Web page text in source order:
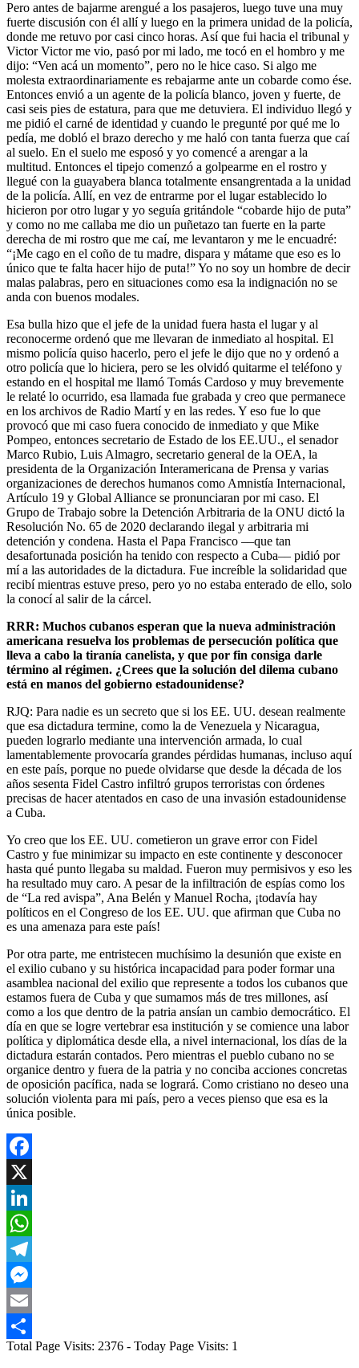
Pero antes de bajarme arengué a los pasajeros, luego tuve una muy
fuerte discusión con él allí y luego en la primera unidad de la policía,
donde me retuvo por casi cinco horas. Así que fui hacia el tribunal y
Victor Victor me vio, pasó por mi lado, me tocó en el hombro y me
dijo: “Ven acá un momento”, pero no le hice caso. Si algo me
molesta extraordinariamente es rebajarme ante un cobarde como ése.
Entonces envió a un agente de la policía blanco, joven y fuerte, de
casi seis pies de estatura, para que me detuviera. El individuo llegó y
me pidió el carné de identidad y cuando le pregunté por qué me lo
pedía, me dobló el brazo derecho y me haló con tanta fuerza que caí
al suelo. En el suelo me esposó y yo comencé a arengar a la
multitud. Entonces el tipejo comenzó a golpearme en el rostro y
llegué con la guayabera blanca totalmente ensangrentada a la unidad
de la policía. Allí, en vez de entrarme por el lugar establecido lo
hicieron por otro lugar y yo seguía gritándole “cobarde hijo de puta”
y como no me callaba me dio un puñetazo tan fuerte en la parte
derecha de mi rostro que me caí, me levantaron y me le encuadré:
“¡Me cago en el coño de tu madre, dispara y mátame que eso es lo
único que te falta hacer hijo de puta!” Yo no soy un hombre de decir
malas palabras, pero en situaciones como esa la indignación no se
anda con buenos modales.
Esa bulla hizo que el jefe de la unidad fuera hasta el lugar y al
reconocerme ordenó que me llevaran de inmediato al hospital. El
mismo policía quiso hacerlo, pero el jefe le dijo que no y ordenó a
otro policía que lo hiciera, pero se les olvidó quitarme el teléfono y
estando en el hospital me llamó Tomás Cardoso y muy brevemente
le relaté lo ocurrido, esa llamada fue grabada y creo que permanece
en los archivos de Radio Martí y en las redes. Y eso fue lo que
provocó que mi caso fuera conocido de inmediato y que Mike
Pompeo, entonces secretario de Estado de los EE.UU., el senador
Marco Rubio, Luis Almagro, secretario general de la OEA, la
presidenta de la Organización Interamericana de Prensa y varias
organizaciones de derechos humanos como Amnistía Internacional,
Artículo 19 y Global Alliance se pronunciaran por mi caso. El
Grupo de Trabajo sobre la Detención Arbitraria de la ONU dictó la
Resolución No. 65 de 2020 declarando ilegal y arbitraria mi
detención y condena. Hasta el Papa Francisco ––que tan
desafortunada posición ha tenido con respecto a Cuba–– pidió por
mí a las autoridades de la dictadura. Fue increíble la solidaridad que
recibí mientras estuve preso, pero yo no estaba enterado de ello, solo
la conocí al salir de la cárcel.
RRR: Muchos cubanos esperan que la nueva administración
americana resuelva los problemas de persecución política que
lleva a cabo la tiranía canelista, y que por fin consiga darle
término al régimen. ¿Crees que la solución del dilema cubano
está en manos del gobierno estadounidense?
RJQ: Para nadie es un secreto que si los EE. UU. desean realmente
que esa dictadura termine, como la de Venezuela y Nicaragua,
pueden lograrlo mediante una intervención armada, lo cual
lamentablemente provocaría grandes pérdidas humanas, incluso aquí
en este país, porque no puede olvidarse que desde la década de los
años sesenta Fidel Castro infiltró grupos terroristas con órdenes
precisas de hacer atentados en caso de una invasión estadounidense
a Cuba.
Yo creo que los EE. UU. cometieron un grave error con Fidel
Castro y fue minimizar su impacto en este continente y desconocer
hasta qué punto llegaba su maldad. Fueron muy permisivos y eso les
ha resultado muy caro. A pesar de la infiltración de espías como los
de “La red avispa”, Ana Belén y Manuel Rocha, ¡todavía hay
políticos en el Congreso de los EE. UU. que afirman que Cuba no
es una amenaza para este país!
Por otra parte, me entristecen muchísimo la desunión que existe en
el exilio cubano y su histórica incapacidad para poder formar una
asamblea nacional del exilio que represente a todos los cubanos que
estamos fuera de Cuba y que sumamos más de tres millones, así
como a los que dentro de la patria ansían un cambio democrático. El
día en que se logre vertebrar esa institución y se comience una labor
política y diplomática desde ella, a nivel internacional, los días de la
dictadura estarán contados. Pero mientras el pueblo cubano no se
organice dentro y fuera de la patria y no conciba acciones concretas
de oposición pacífica, nada se logrará. Como cristiano no deseo una
solución violenta para mi país, pero a veces pienso que esa es la
única posible.
Facebook
X
LinkedIn
WhatsApp
Telegram
Messenger
Email
Compartir
Total Page Visits: 2376 - Today Page Visits: 1